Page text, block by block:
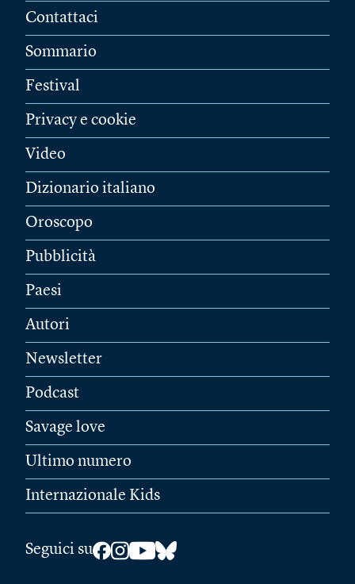
Contattaci
Sommario
Festival
Privacy e cookie
Video
Dizionario italiano
Oroscopo
Pubblicità
Paesi
Autori
Newsletter
Podcast
Savage love
Ultimo numero
Internazionale Kids
Seguici su